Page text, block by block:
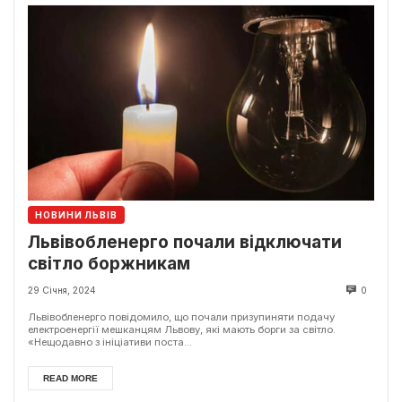
НОВИНИ ЛЬВІВ
Львівобленерго почали відключати
світло боржникам
29 Січня, 2024 0
Львівобленерго повідомило, що почали призупиняти подачу
електроенергії мешканцям Львову, які мають борги за світло.
«Нещодавно з ініціативи поста...
READ MORE